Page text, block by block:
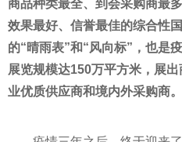
商品种类最全、到会采购商最
效果最好、信誉最佳的综合性
的“晴雨表”和“风向标”， 也是
展览规模达150万平方米，展
业优质供应商和境内外采购商。